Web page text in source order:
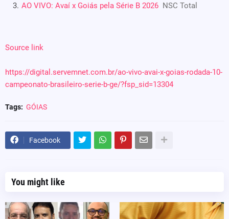
AO VIVO: Avaí x Goiás pela Série B 2026 NSC Total
Source link
https://digital.servemnet.com.br/ao-vivo-avai-x-goias-rodada-10-
campeonato-brasileiro-serie-b-ge/?fsp_sid=13304
Tags: GÓIAS
Facebook
You might like